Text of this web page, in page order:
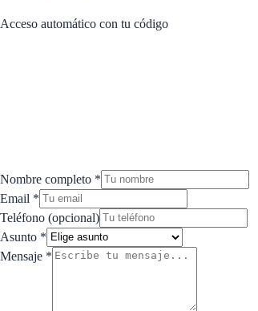
Acceso automático con tu código
Nombre completo *
Email *
Teléfono (opcional)
Asunto *
Mensaje *